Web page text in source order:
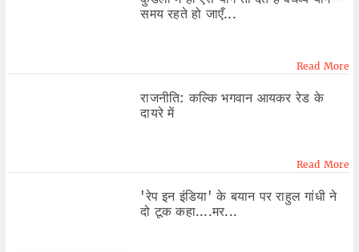
समय रहते हो जाएँ...
Read More
राजनीति: कल्कि भगवान आयकर रेड के
दायरे में
Read More
'रेप इन इंडिया' के बयान पर राहुल गांधी ने
दो टूक कहा....मर...